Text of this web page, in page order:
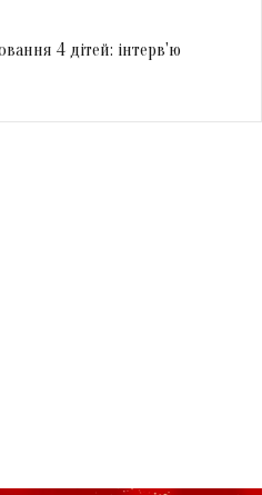
4 дітей: інтерв'ю